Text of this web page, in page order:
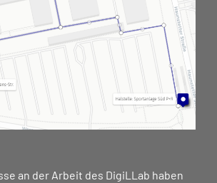
an der Arbeit des DigiLLab haben